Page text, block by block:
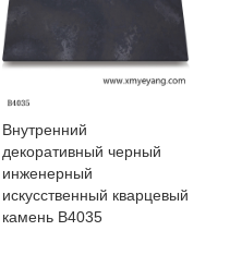
Внутренний
декоративный черный
инженерный
искусственный кварцевый
камень B4035